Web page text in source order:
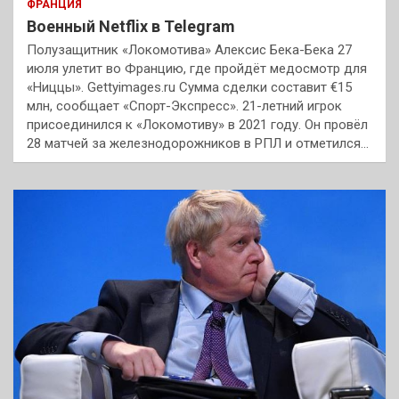
ФРАНЦИЯ
Военный Netflix в Telegram
Полузащитник «Локомотива» Алексис Бека-Бека 27
июля улетит во Францию, где пройдёт медосмотр для
«Ниццы». Gettyimages.ru Сумма сделки составит €15
млн, сообщает «Спорт-Экспресс». 21-летний игрок
присоединился к «Локомотиву» в 2021 году. Он провёл
28 матчей за железнодорожников в РПЛ и отметился…